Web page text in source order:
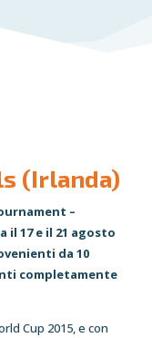
(Irlanda)
–
il 17 e il 21 agosto
da 10
completamente
Cup 2015, e con